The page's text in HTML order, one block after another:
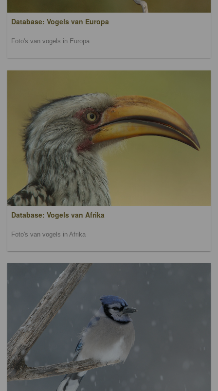
Database: Vogels van Europa
Foto's van vogels in Europa
Database: Vogels van Afrika
Foto's van vogels in Afrika